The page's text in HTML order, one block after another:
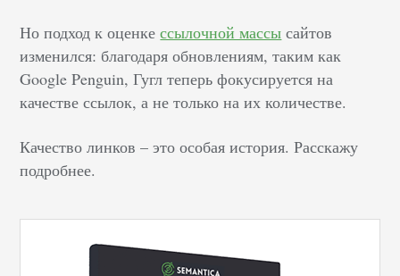
Но подход к оценкессылочной массы сайтов
изменился: благодаря обновлениям, таким как
Google Penguin, Гугл теперь фокусируется на
качестве ссылок, а не только на их количестве.
Качество линков – это особая история. Расскажу
подробнее.